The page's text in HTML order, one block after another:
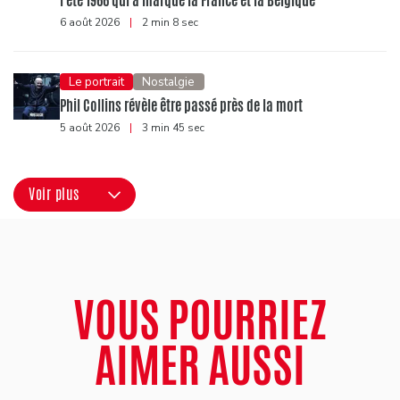
6 août 2026 | 2 min 8 sec
Le portrait Nostalgie
Phil Collins révèle être passé près de la mort
5 août 2026 | 3 min 45 sec
Voir plus
VOUS POURRIEZ
AIMER AUSSI